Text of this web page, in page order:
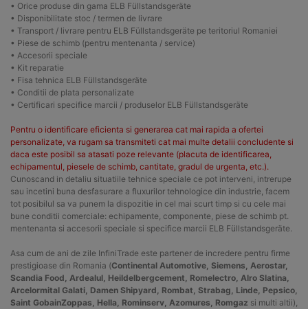
• Orice produse din gama ELB Füllstandsgeräte
• Disponibilitate stoc / termen de livrare
• Transport / livrare pentru ELB Füllstandsgeräte pe teritoriul Romaniei
• Piese de schimb (pentru mentenanta / service)
• Accesorii speciale
• Kit reparatie
• Fisa tehnica ELB Füllstandsgeräte
• Conditii de plata personalizate
• Certificari specifice marcii / produselor ELB Füllstandsgeräte
Pentru o identificare eficienta si generarea cat mai rapida a ofertei
personalizate, va rugam sa transmiteti cat mai multe detalii concludente si
daca este posibil sa atasati poze relevante (placuta de identificarea,
echipamentul, piesele de schimb, cantitate, gradul de urgenta, etc.).
Cunoscand in detaliu situatiile tehnice speciale ce pot interveni, intrerupe
sau incetini buna desfasurare a fluxurilor tehnologice din industrie, facem
tot posibilul sa va punem la dispozitie in cel mai scurt timp si cu cele mai
bune conditii comerciale: echipamente, componente, piese de schimb pt.
mentenanta si accesorii speciale si specifice marcii ELB Füllstandsgeräte.
Asa cum de ani de zile InfiniTrade este partener de incredere pentru firme
prestigioase din Romania (Continental Automotive, Siemens, Aerostar,
Scandia Food, Ardealul, Heildelbergcement, Romelectro, Alro Slatina,
Arcelormital Galati, Damen Shipyard, Rombat, Strabag, Linde, Pepsico,
Saint GobainZoppas, Hella, Rominserv, Azomures, Romgaz si multi altii),